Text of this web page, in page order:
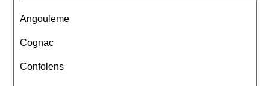
Angouleme
Cognac
Confolens